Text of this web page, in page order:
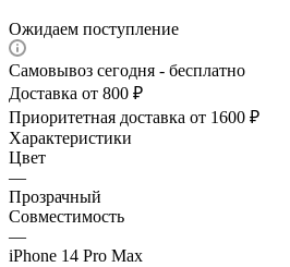
Ожидаем поступление
Самовывоз сегодня - бесплатно
Доставка от 800 ₽
Приоритетная доставка от 1600 ₽
Характеристики
Цвет
—
Прозрачный
Совместимость
—
iPhone 14 Pro Max